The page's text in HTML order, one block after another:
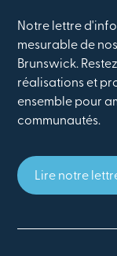
Notre lettre
mesurable de
Brunswick.
réalisations et
ensemble pour
communautés.
Lire notre